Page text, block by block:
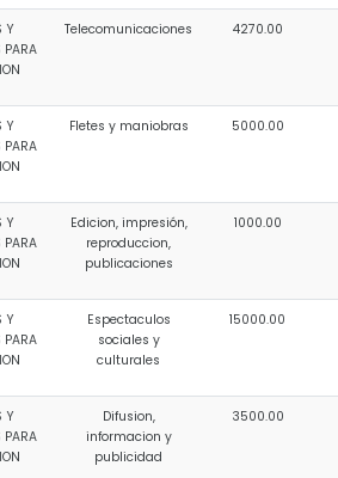
Y
PARA
Telecomunicaciones 4270.00
Y
PARA
Fletes y maniobras 5000.00
Y
PARA
Edicion, impresión,
reproduccion,
publicaciones
1000.00
Y
PARA
Espectaculos
sociales y
culturales
15000.00
Y
PARA
Difusion,
informacion y
publicidad
3500.00